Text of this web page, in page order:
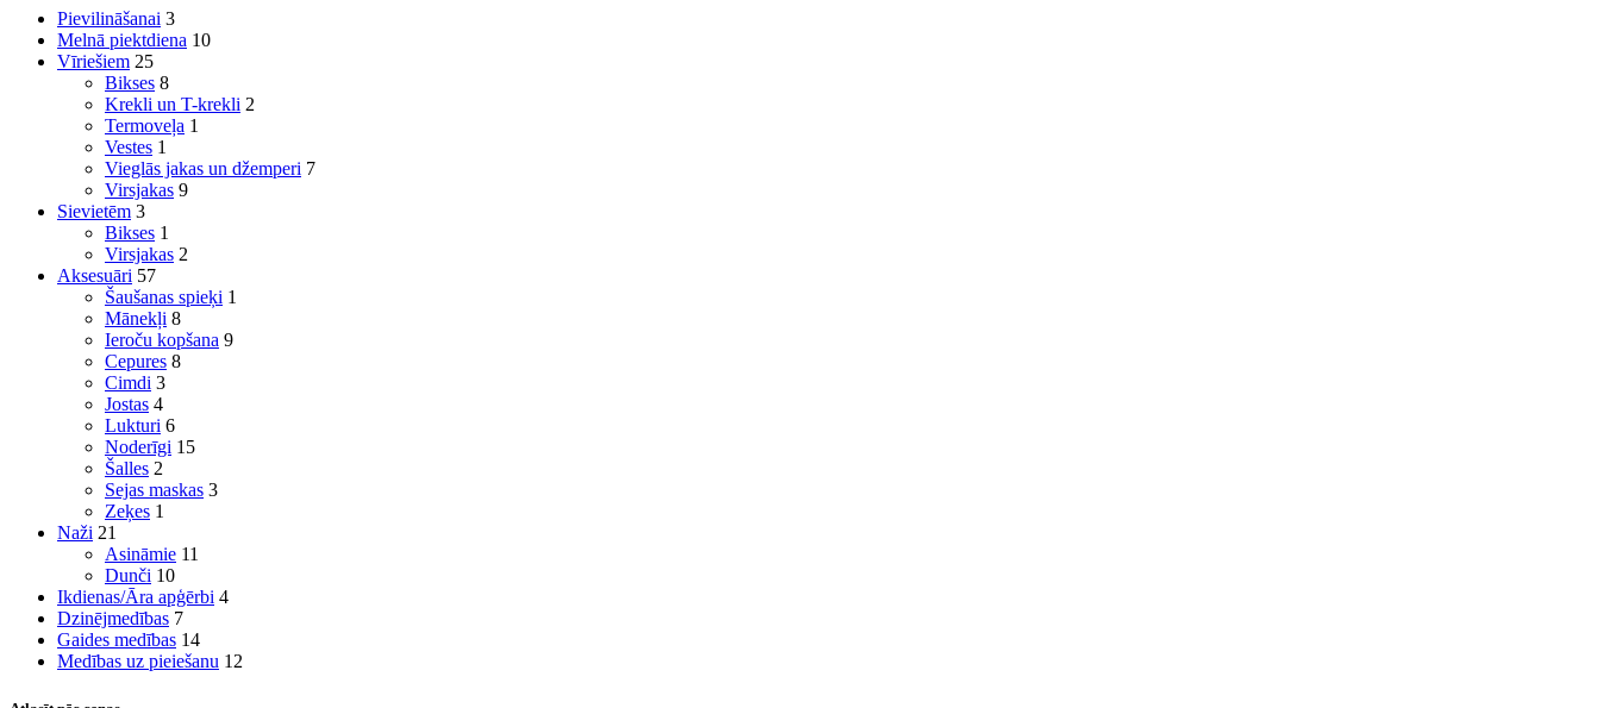
Pievilināšanai 3
Melnā piektdiena 10
Vīriešiem 25
Bikses 8
Krekli un T-krekli 2
Termoveļa 1
Vestes 1
Vieglās jakas un džemperi 7
Virsjakas 9
Sievietēm 3
Bikses 1
Virsjakas 2
Aksesuāri 57
Šaušanas spieķi 1
Mānekļi 8
Ieroču kopšana 9
Cepures 8
Cimdi 3
Jostas 4
Lukturi 6
Noderīgi 15
Šalles 2
Sejas maskas 3
Zeķes 1
Naži 21
Asināmie 11
Dunči 10
Ikdienas/Āra apģērbi 4
Dzinējmedības 7
Gaides medības 14
Medības uz pieiešanu 12